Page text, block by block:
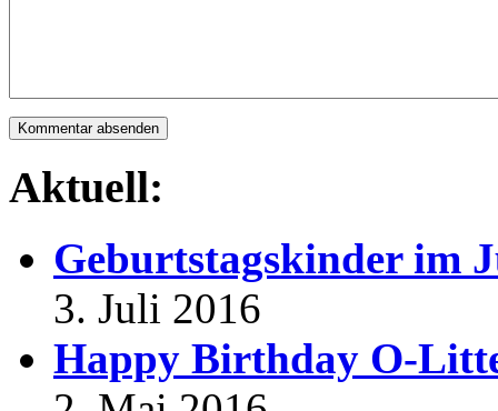
Aktuell:
Geburtstagskinder im
3. Juli 2016
Happy Birthday O-